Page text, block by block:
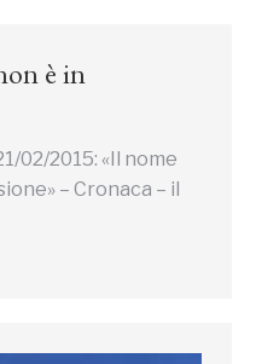
è in
02/2015: «Il nome
– Cronaca – il